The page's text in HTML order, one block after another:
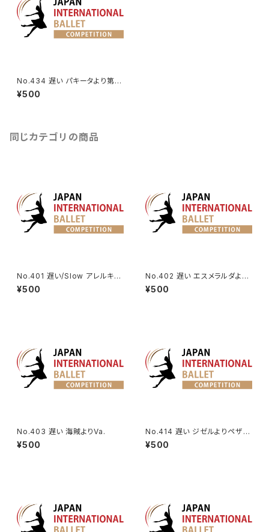
No.434 遅い パキータより第1V
a.
¥500
同じカテゴリの商品
No.401 遅い/Slow アレルキナ
ーダよりコロンビーヌのVa. | H
arlequinade Variation
¥500
No.402 遅い エスメラルダより
Va.(タンバリン)
¥500
No.403 遅い 海賊よりVa.
¥500
No.414 遅い ジゼルよりペザン
トのVa. Ver2
¥500